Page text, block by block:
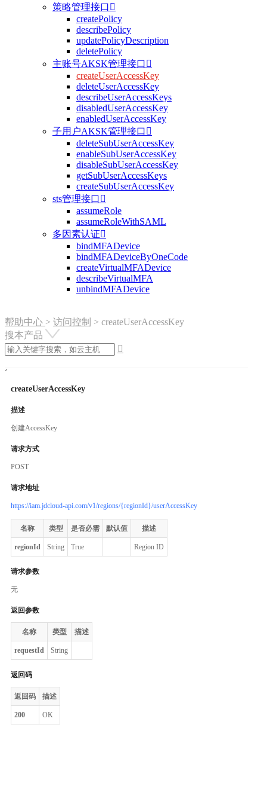
策略管理接口 
createPolicy
describePolicy
updatePolicyDescription
deletePolicy
主账号AKSK管理接口 
createUserAccessKey
deleteUserAccessKey
describeUserAccessKeys
disabledUserAccessKey
enabledUserAccessKey
子用户AKSK管理接口 
deleteSubUserAccessKey
enableSubUserAccessKey
disableSubUserAccessKey
getSubUserAccessKeys
createSubUserAccessKey
sts管理接口 
assumeRole
assumeRoleWithSAML
多因素认证
bindMFADevice
bindMFADeviceByOneCode
createVirtualMFADevice
describeVirtualMFA
unbindMFADevice
帮助中心 > 访问控制 > createUserAccessKey
搜本产品

createUserAccessKey
描述
创建AccessKey
请求方式
POST
请求地址
https://iam.jdcloud-api.com/v1/regions/{regionId}/userAccessKey
名称 类型 是否必需 默认值 描述
regionId String True Region ID
请求参数
无
返回参数
名称 类型 描述
requestId String
返回码
返回码 描述
200 OK